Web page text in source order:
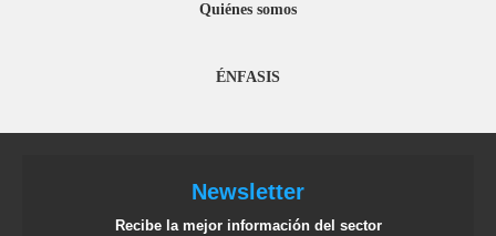
Quiénes somos
ÉNFASIS
Newsletter
Recibe la mejor información del sector